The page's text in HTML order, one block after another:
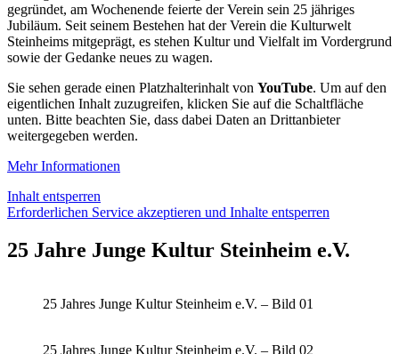
gegründet, am Wochenende feierte der Verein sein 25 jähriges
Jubiläum. Seit seinem Bestehen hat der Verein die Kulturwelt
Steinheims mitgeprägt, es stehen Kultur und Vielfalt im Vordergrund
sowie der Gedanke neues zu wagen.
Sie sehen gerade einen Platzhalterinhalt von YouTube. Um auf den
eigentlichen Inhalt zuzugreifen, klicken Sie auf die Schaltfläche
unten. Bitte beachten Sie, dass dabei Daten an Drittanbieter
weitergegeben werden.
Mehr Informationen
Inhalt entsperren
Erforderlichen Service akzeptieren und Inhalte entsperren
25 Jahre Junge Kultur Steinheim e.V.
25 Jahres Junge Kultur Steinheim e.V. – Bild 01
25 Jahres Junge Kultur Steinheim e.V. – Bild 02